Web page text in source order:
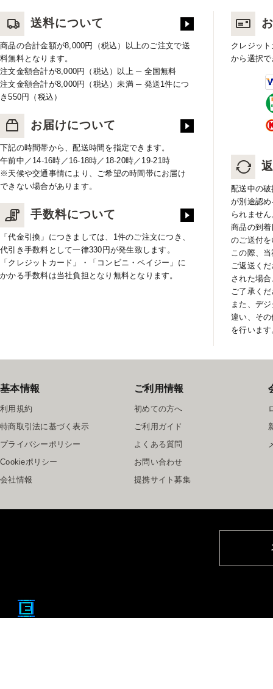
送料について
商品の合計金額が8,000円（税込）以上のご注文で送
料無料となります。
注文金額合計が8,000円（税込）以上 ─ 全国無料
注文金額合計が8,000円（税込）未満 ─ 発送1件につ
き550円（税込）
お届けについて
下記の時間帯から、配送時間を指定できます。
午前中／14-16時／16-18時／18-20時／19-21時
※天候や交通事情により、ご希望の時間帯にお届け
できない場合があります。
手数料について
「代金引換」につきましては、1件のご注文につき、
代引き手数料として一律330円が発生致します。
「クレジットカード」・「コンビニ・ペイジー」に
かかる手数料は当社負担となり無料となります。
クレジッ
から選択
配送中の
が別途認
られません
商品の到
のご送付
この際、
ご返送く
された場
ご了承く
また、デ
違い、そ
を行います
基本情報
利用規約
特商取引法に基づく表示
プライバシーポリシー
Cookieポリシー
会社情報
ご利用情報
初めての方へ
ご利用ガイド
よくある質問
お問い合わせ
提携サイト募集